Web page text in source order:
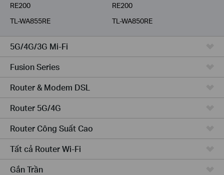
RE200
RE200
TL-WA855RE
TL-WA850RE
5G/4G/3G Mi-Fi
Fusion Series
Router & Modem DSL
Router 5G/4G
Router Công Suất Cao
Tất cả Router Wi-Fi
Gắn Trần